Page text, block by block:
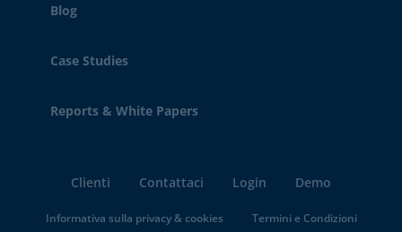
Blog
Case Studies
Reports & White Papers
Clienti Contattaci Login Demo
Informativa sulla privacy & cookies Termini e Condizioni